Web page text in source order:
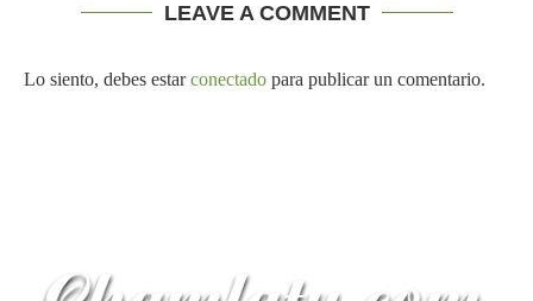
LEAVE A COMMENT
Lo siento, debes estarconectado para publicar un comentario.